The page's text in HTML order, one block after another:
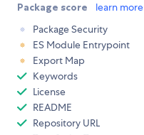
Package score
learn more
Package Security
ES Module Entrypoint
Export Map
Keywords
License
README
Repository URL